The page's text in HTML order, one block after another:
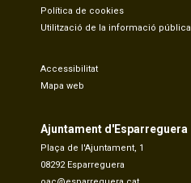
Política de cookies
Utilització de la informació pública
Accessibilitat
Mapa web
Ajuntament d'Esparreguera
Plaça de l'Ajuntament, 1
08292 Esparreguera